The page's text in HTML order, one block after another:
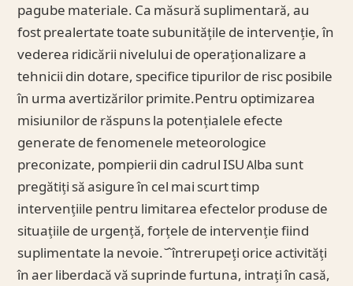
pagube materiale. Ca măsură suplimentară, au
fost prealertate toate subunitățile de intervenție, în
vederea ridicării nivelului de operaționalizare a
tehnicii din dotare, specifice tipurilor de risc posibile
în urma avertizărilor primite.Pentru optimizarea
misiunilor de răspuns la potențialele efecte
generate de fenomenele meteorologice
preconizate, pompierii din cadrul ISU Alba sunt
pregătiți să asigure în cel mai scurt timp
intervențiile pentru limitarea efectelor produse de
situațiile de urgență, forțele de intervenție fiind
suplimentate la nevoie. ̆ ̂ întrerupeți orice activități
în aer liberdacă vă suprinde furtuna, intrați în casă,